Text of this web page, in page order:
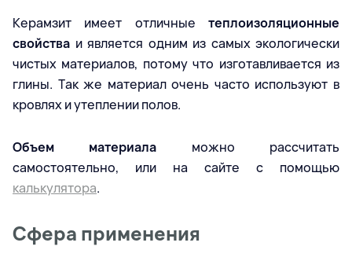
Керамзит имеет отличные теплоизоляционные
свойства и является одним из самых экологически
чистых материалов, потому что изготавливается из
глины. Так же материал очень часто используют в
кровлях и утеплении полов.
Объем материала можно рассчитать
самостоятельно, или на сайте с помощью
калькулятора.
Сфера применения